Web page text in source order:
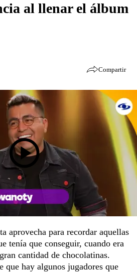
al llenar el álbum
Compartir
aprovecha para recordar aquellas
tenía que conseguir, cuando era
cantidad de chocolatinas.
que hay algunos jugadores que